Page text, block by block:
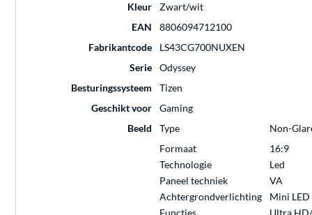
Kleur
Zwart/wit
EAN
8806094712100
Fabrikantcode
LS43CG700NUXEN
Serie
Odyssey
Besturingssysteem
Tizen
Geschikt voor
Gaming
Beeld
Type
Non-
Formaat
16:9
Technologie
Led
Paneel techniek
VA
Achtergrondverlichting
Mini LED